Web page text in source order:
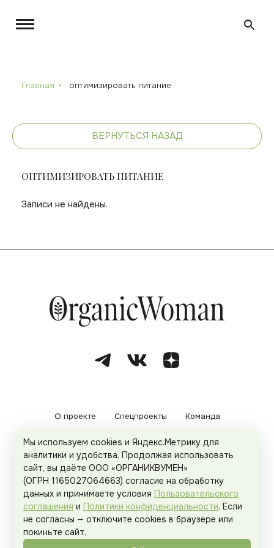
Главная оптимизировать питание
ВЕРНУТЬСЯ НАЗАД
ОПТИМИЗИРОВАТЬ ПИТАНИЕ
Записи не найдены.
О проекте Спецпроекты Команда
Рекламодателям Политика конфиденциальности
Пользовательское соглашение
Organicwoman.ru . Все права защищены.
Мы используем cookies и Яндекс.Метрику для
аналитики и удобства. Продолжая использовать
сайт, вы даёте ООО «ОРГАНИКВУМЕН»
(ОГРН 1165027064663) согласие на обработку
данных и принимаете условия Пользовательского
соглашения и Политики конфиденциальности. Если
не согласны — отключите cookies в браузере или
покиньте сайт.